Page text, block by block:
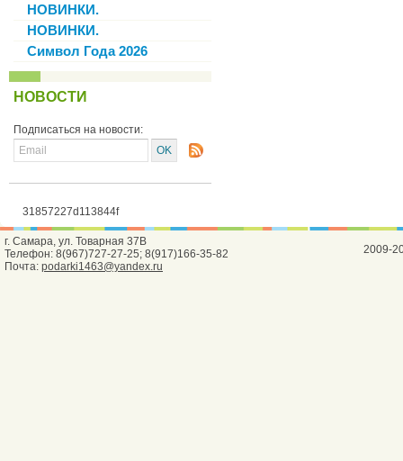
НОВИНКИ.
НОВИНКИ.
Символ Года 2026
НОВОСТИ
Подписаться на новости:
31857227d113844f
г. Самара, ул. Товарная 37В
Телефон: 8(967)727-27-25; 8(917)166-35-82
Почта: podarki1463@yandex.ru
2009-